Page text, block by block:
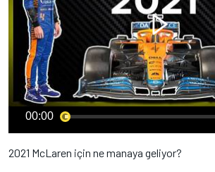
00:00
2021 McLaren için ne manaya geliyor?